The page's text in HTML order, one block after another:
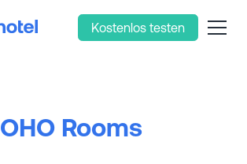
Kostenlos testen
OHO Rooms